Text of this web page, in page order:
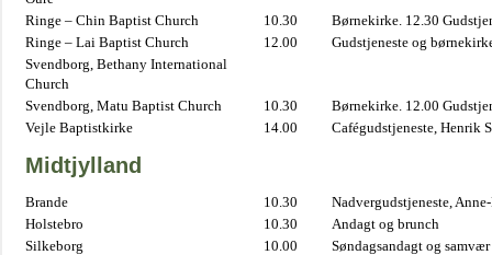
Ringe – Chin Baptist Church
10.30
Børnekirke. 12.30
Ringe – Lai Baptist Church
12.00
Gudstjeneste og
Svendborg, Bethany International
Church
Svendborg, Matu Baptist Church
10.30
Børnekirke. 12.00
Vejle Baptistkirke
14.00 Cafégudstjeneste, Henrik
Midtjylland
Brande 10.30
Nadvergudstjeneste,
Holstebro
10.30
Andagt og brunch
Silkeborg
10.00
Søndagsandagt og samvær